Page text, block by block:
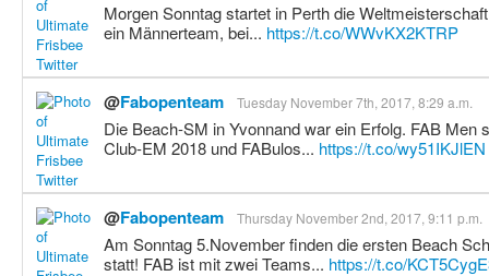
Morgen Sonntag startet in Perth die
ein Männerteam, bei... https://t.co/WWvKX2KTRP
@Fabopenteam Tuesday November 7th, 2017, 8:29 a.m.
Die Beach-SM in Yvonnand war ein Erfolg. FAB Men
Club-EM 2018 und FABulos... https://t.co/wy51IKJlEN
@Fabopenteam Thursday November 2nd, 2017, 9:11 p.m.
Am Sonntag 5.November finden die ersten Beach
statt! FAB ist mit zwei Teams... https://t.co/